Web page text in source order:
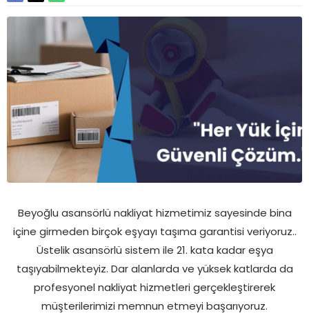
Beyoğlu asansörlü nakliyat hizmetimiz sayesinde bina
içine girmeden birçok eşyayı taşıma garantisi veriyoruz..
Üstelik asansörlü sistem ile 21. kata kadar eşya
taşıyabilmekteyiz. Dar alanlarda ve yüksek katlarda da
profesyonel nakliyat hizmetleri gerçekleştirerek
müşterilerimizi memnun etmeyi başarıyoruz.